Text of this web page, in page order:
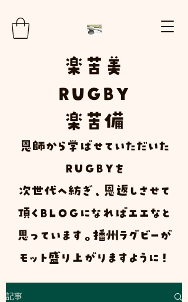
楽 苦 美
RUGBY
楽苦備
​恩師から学ばせていただいた
ＲＵＧＢＹ を
次世代へ紡ぎ、恩返しさせて
頂く ＢＬＯ Ｇ になればエエなと
思っています。播州ラグビーが
モット盛り上がりますように！
記事